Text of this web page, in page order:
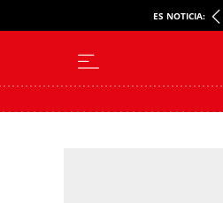
ES NOTICIA: